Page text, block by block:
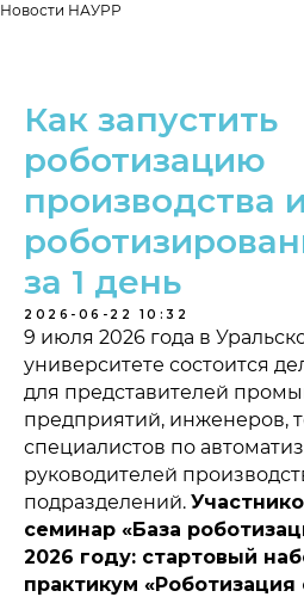
Новости НАУРР
Как запустить
роботизацию
производства
за 1 день
2026-06-22 10:32
9 июля 2026 года в
университете состоится
для представителей
предприятий, инженеров,
специалистов по
руководителей
подразделений.
семинар «База
2026 году: стартовый
практикум «Роботизация